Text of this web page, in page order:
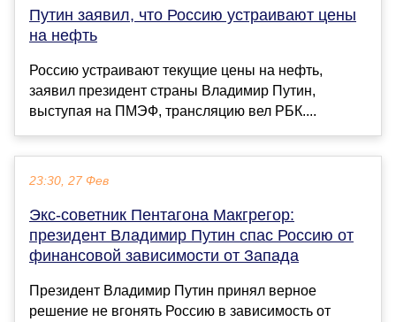
Путин заявил, что Россию устраивают цены
на нефть
Россию устраивают текущие цены на нефть,
заявил президент страны Владимир Путин,
выступая на ПМЭФ, трансляцию вел РБК....
23:30, 27 Фев
Экс-советник Пентагона Макгрегор:
президент Владимир Путин спас Россию от
финансовой зависимости от Запада
Президент Владимир Путин принял верное
решение не вгонять Россию в зависимость от